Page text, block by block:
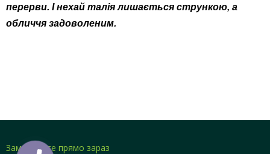
перерви. І нехай талія лишається стрункою, а
обличчя задоволеним.
Замовляйте прямо зараз